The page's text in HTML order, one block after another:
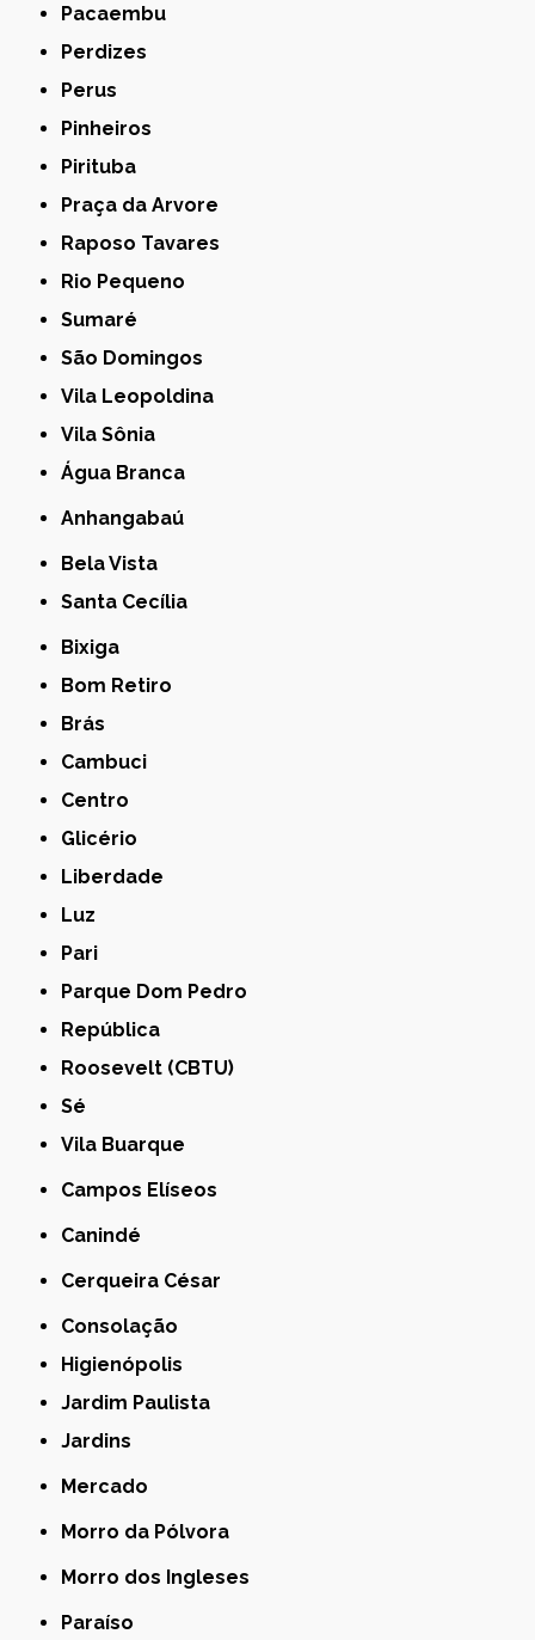
Pacaembu
Perdizes
Perus
Pinheiros
Pirituba
Praça da Arvore
Raposo Tavares
Rio Pequeno
Sumaré
São Domingos
Vila Leopoldina
Vila Sônia
Água Branca
Anhangabaú
Bela Vista
Santa Cecília
Bixiga
Bom Retiro
Brás
Cambuci
Centro
Glicério
Liberdade
Luz
Pari
Parque Dom Pedro
República
Roosevelt (CBTU)
Sé
Vila Buarque
Campos Elíseos
Canindé
Cerqueira César
Consolação
Higienópolis
Jardim Paulista
Jardins
Mercado
Morro da Pólvora
Morro dos Ingleses
Paraíso